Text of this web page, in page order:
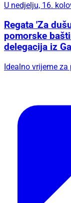
U nedjelju, 16.
Regata 'Za
pomorske
delegacija iz
Idealno vrijeme za